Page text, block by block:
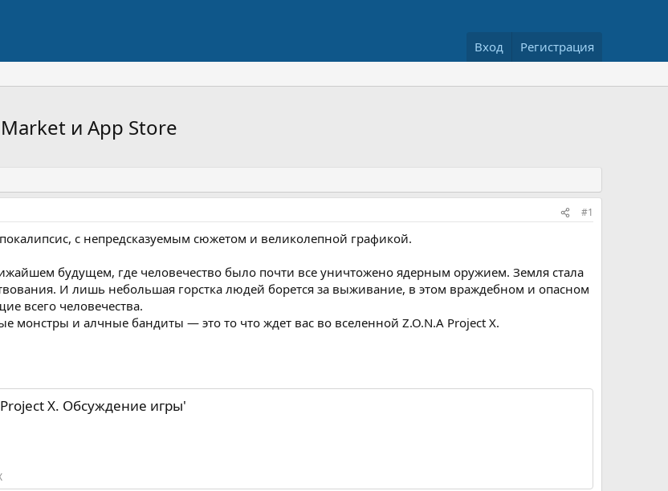
Вход Регистрация
и App Store
#1
с непредсказуемым сюжетом и великолепной графикой.
будущем, где человечество было почти все уничтожено ядерным оружием. Земля стала
И лишь небольшая горстка людей борется за выживание, в этом враждебном и опасном
всего человечества.
монстры и алчные бандиты — это то что ждет вас во вселенной Z.O.N.A Project X.
X. Обсуждение игры'